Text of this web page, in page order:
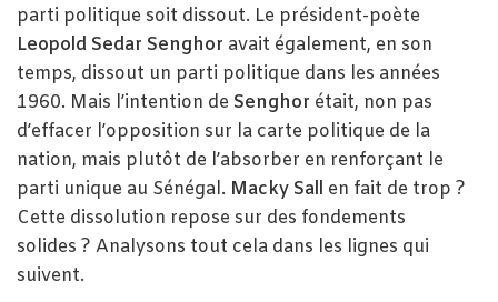
parti politique soit dissout. Le président-poète
Leopold Sedar Senghor avait également, en son
temps, dissout un parti politique dans les années
1960. Mais l’intention de Senghor était, non pas
d’effacer l’opposition sur la carte politique de la
nation, mais plutôt de l’absorber en renforçant le
parti unique au Sénégal. Macky Sall en fait de trop ?
Cette dissolution repose sur des fondements
solides ? Analysons tout cela dans les lignes qui
suivent.